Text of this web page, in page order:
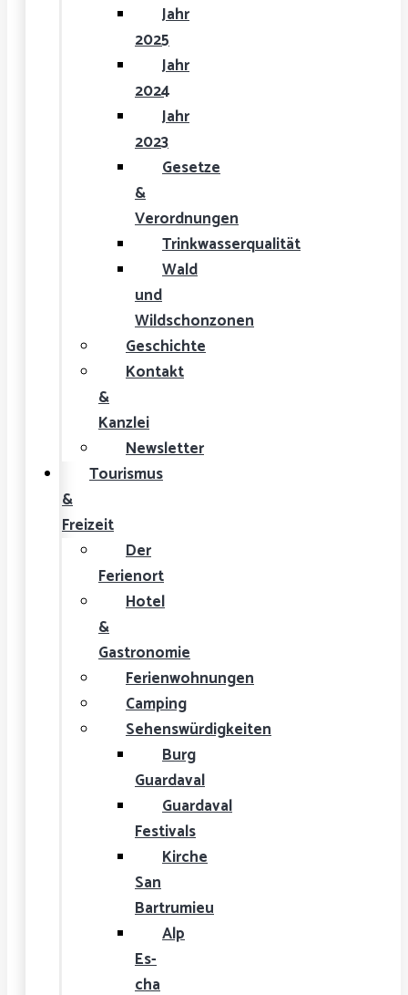
Jahr
2025
Jahr
2024
Jahr
2023
Gesetze
&
Verordnungen
Trinkwasserqualität
Wald
und
Wildschonzonen
Geschichte
Kontakt
&
Kanzlei
Newsletter
Tourismus
&
Freizeit
Der
Ferienort
Hotel
&
Gastronomie
Ferienwohnungen
Camping
Sehenswürdigkeiten
Burg
Guardaval
Guardaval
Festivals
Kirche
San
Bartrumieu
Alp
Es-
cha